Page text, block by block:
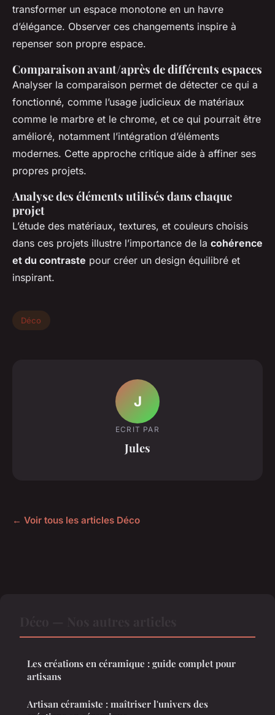
transformer un espace monotone en un havre
d’élégance. Observer ces changements inspire à
repenser son propre espace.
Comparaison avant/après de différents espaces
Analyser la comparaison permet de détecter ce qui a
fonctionné, comme l’usage judicieux de matériaux
comme le marbre et le chrome, et ce qui pourrait être
amélioré, notamment l’intégration d’éléments
modernes. Cette approche critique aide à affiner ses
propres projets.
Analyse des éléments utilisés dans chaque
projet
L’étude des matériaux, textures, et couleurs choisis
dans ces projets illustre l’importance de la cohérence
et du contraste pour créer un design équilibré et
inspirant.
Déco
J
ECRIT PAR
Jules
← Voir tous les articles Déco
Les créations en céramique : guide complet pour
artisans
Artisan céramiste : maîtriser l'univers des